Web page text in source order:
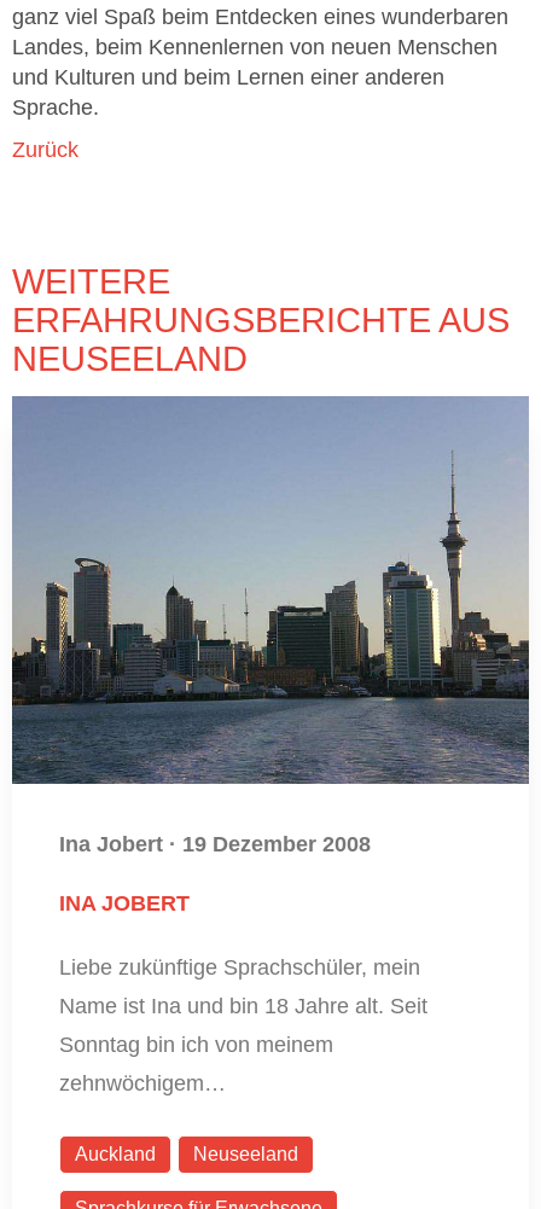
ganz viel Spaß beim Entdecken eines wunderbaren
Landes, beim Kennenlernen von neuen Menschen
und Kulturen und beim Lernen einer anderen
Sprache.
Zurück
WEITERE
ERFAHRUNGSBERICHTE AUS
NEUSEELAND
Ina Jobert · 19 Dezember 2008
INA JOBERT
Liebe zukünftige Sprachschüler, mein
Name ist Ina und bin 18 Jahre alt. Seit
Sonntag bin ich von meinem
zehnwöchigem…
Auckland Neuseeland